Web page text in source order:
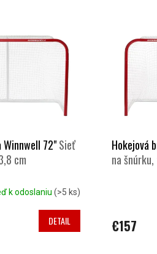
Winnwell 72"Sieť
cm
k odoslaniu(>5 ks)
DETAIL
Hokejová
na
€157